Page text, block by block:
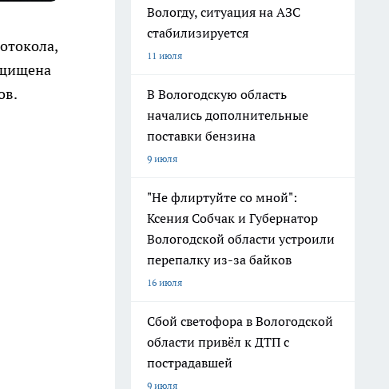
Вологду, ситуация на АЗС
стабилизируется
11 июля
В Вологодскую область
начались дополнительные
поставки бензина
9 июля
"Не флиртуйте со мной":
Ксения Собчак и Губернатор
Вологодской области устроили
перепалку из-за байков
16 июля
Сбой светофора в Вологодской
области привёл к ДТП с
пострадавшей
9 июля